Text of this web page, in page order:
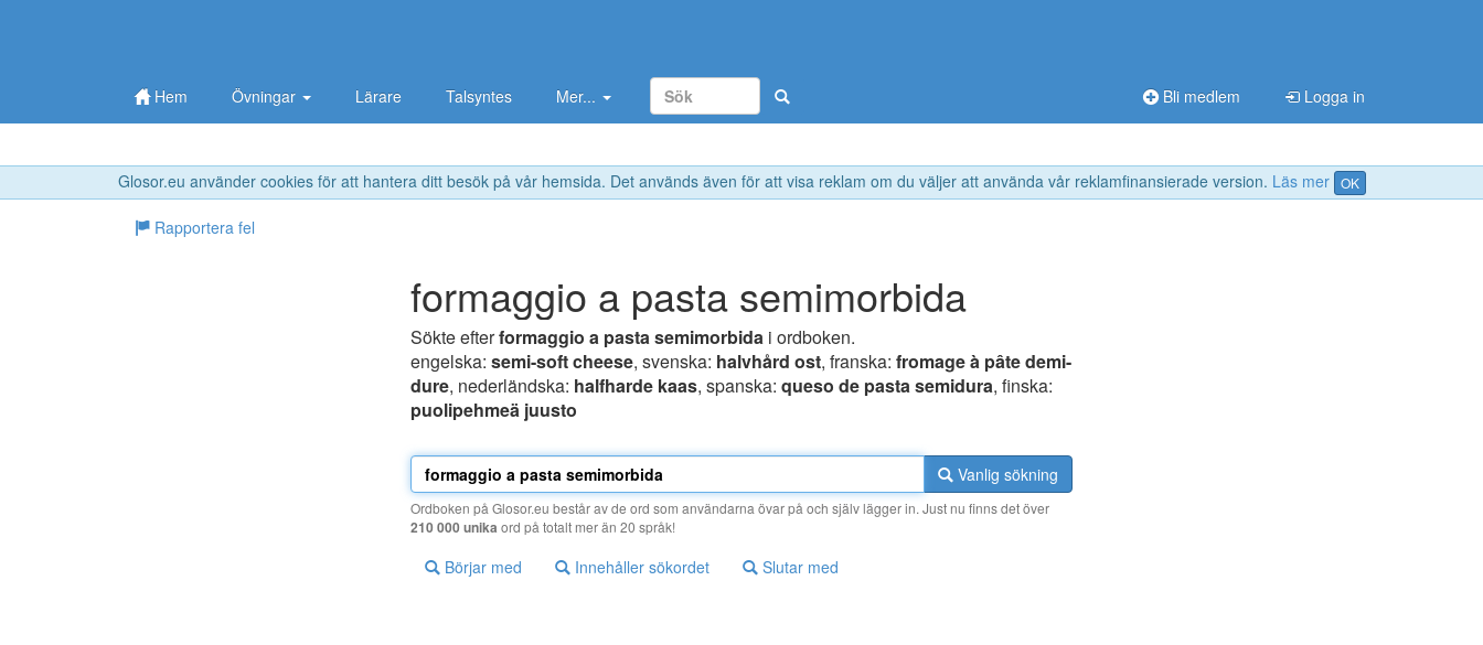
Glosor.eu använder cookies för att hantera ditt besök på vår hemsida. Det används även för att visa reklam om du väljer att använda vår reklamfinansierade version. Läs mer OK
Hem Övningar Lärare Talsyntes Mer... Bli medlem Logga in
Rapportera fel
formaggio a pasta semimorbida
Sökte efterformaggio a pasta semimorbida i ordboken.
engelska: semi-soft cheese, svenska: halvhård ost, franska: fromage à pâte demi-
dure, nederländska: halfharde kaas, spanska: queso de pasta semidura, finska:
puolipehmeä juusto
Vanlig sökning
Ordboken på Glosor.eu består av de ord som användarna övar på och själv lägger in. Just nu finns det över
210 000 unika ord på totalt mer än 20 språk!
Börjar med Innehåller sökordet Slutar med